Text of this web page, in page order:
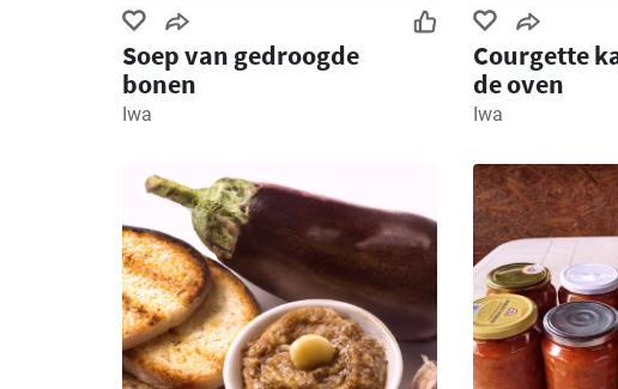
Soep van gedroogde
bonen
Iwa
Courgette
de oven
Iwa